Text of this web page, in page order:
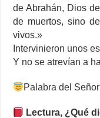
de Abrahán, Dios
de muertos, sino
vivos.»
Intervinieron unos
Y no se atrevían a
Palabra del Señor
Lectura, ¿Qué